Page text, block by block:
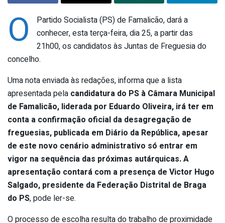
O
Partido Socialista (PS) de Famalicão, dará a
conhecer, esta terça-feira, dia 25, a partir das
21h00, os candidatos às Juntas de Freguesia do
concelho.
Uma nota enviada às redações, informa que a lista
apresentada pela candidatura do PS à Câmara Municipal
de Famalicão, liderada por Eduardo Oliveira, irá ter em
conta a confirmação oficial da desagregação de
freguesias, publicada em Diário da República, apesar
de este novo cenário administrativo só entrar em
vigor na sequência das próximas autárquicas. A
apresentação contará com a presença de Victor Hugo
Salgado, presidente da Federação Distrital de Braga
do PS, pode ler-se.
O processo de escolha resulta do trabalho de proximidade